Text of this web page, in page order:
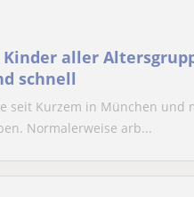
aller
schnell
seit Kurzem in München und
Normalerweise arb...